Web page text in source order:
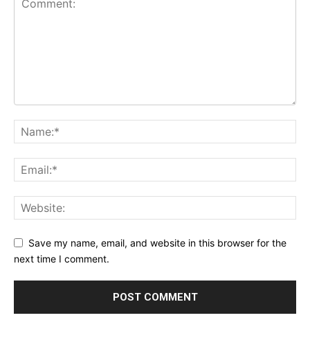
Save my name, email, and website in this browser for the
next time I comment.